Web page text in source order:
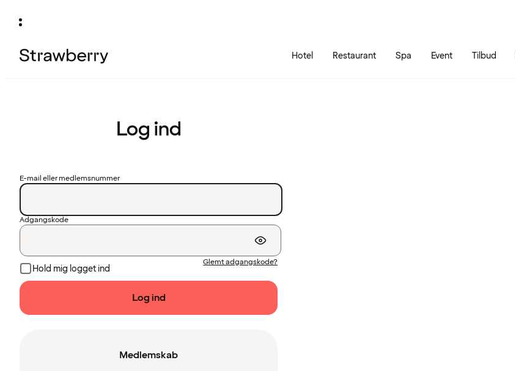
Hotel Restaurant Spa Event Tilbud
Log ind
E-mail eller medlemsnummer
Adgangskode
Hold mig logget ind
Glemt adgangskode?
Log ind
Medlemskab